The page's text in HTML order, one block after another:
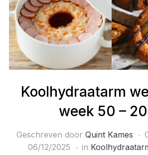
Koolhydraatarm
week 50 –
Geschreven door Quint Kames
06/12/2025
in